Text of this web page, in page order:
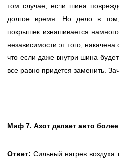
том случае, если шина
долгое время. Но дело в
покрышек изнашивается
независимости от того,
что если даже внутри шина
все равно придется заменить.
Миф 7. Азот делает авто
Ответ: Сильный нагрев воздуха